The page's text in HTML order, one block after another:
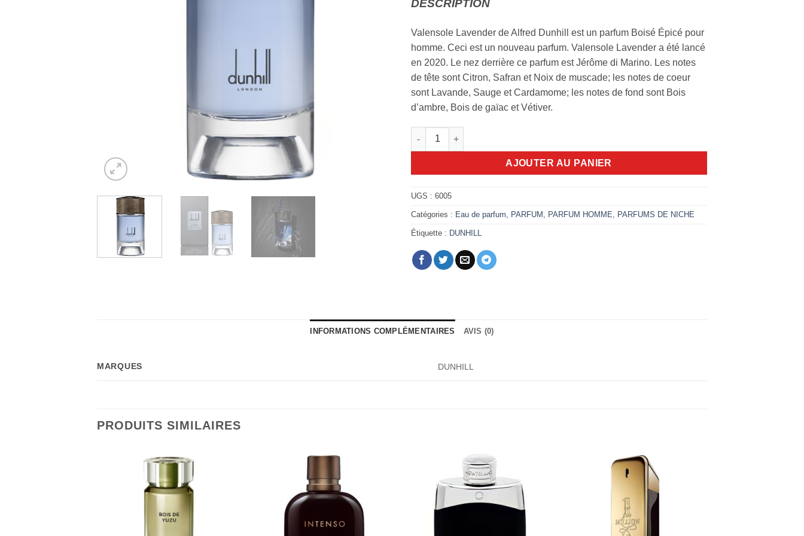
DESCRIPTION
Valensole Lavender de Alfred Dunhill est un parfum Boisé Épicé pour
homme. Ceci est un nouveau parfum. Valensole Lavender a été lancé
en 2020. Le nez derrière ce parfum est Jérôme di Marino. Les notes
de tête sont Citron, Safran et Noix de muscade; les notes de coeur
sont Lavande, Sauge et Cardamome; les notes de fond sont Bois
d’ambre, Bois de gaïac et Vétiver.
quantité de Valensole Lavender Dunhill 100ml EDP
AJOUTER AU PANIER
UGS : 6005
Catégories : Eau de parfum, PARFUM , PARFUM HOMME, PARFUMS DE NICHE
Étiquette : DUNHILL
INFORMATIONS COMPLÉMENTAIRES AVIS (0)
MARQUES DUNHILL
PRODUITS SIMILAIRES